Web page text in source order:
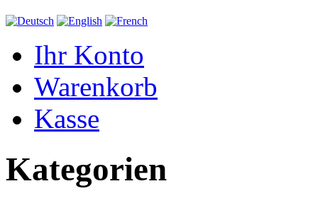
Ihr Konto
Warenkorb
Kasse
Kategorien